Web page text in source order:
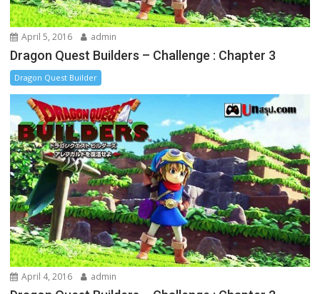
April 5, 2016 admin
Dragon Quest Builders – Challenge : Chapter 3
Dragon Quest Builder
April 4, 2016 admin